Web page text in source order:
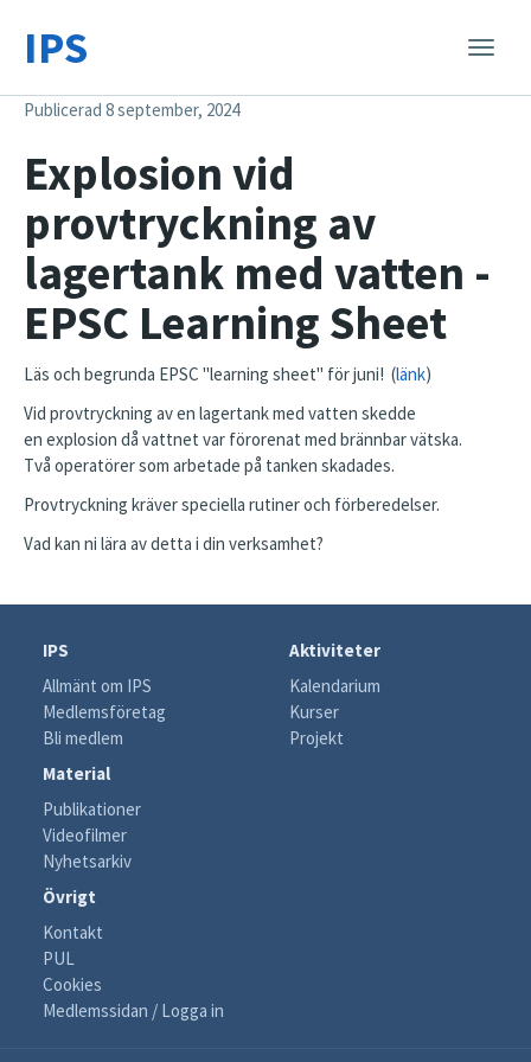
IPS
Toggle
Publicerad 8 september, 2024
Explosion vid
provtryckning av
lagertank med vatten -
EPSC Learning Sheet
Läs och begrunda EPSC "learning sheet" för juni! (länk)
Vid provtryckning av en lagertank med vatten skedde
en explosion då vattnet var förorenat med brännbar vätska.
Två operatörer som arbetade på tanken skadades.
Provtryckning kräver speciella rutiner och förberedelser.
Vad kan ni lära av detta i din verksamhet?
IPS
Allmänt om IPS
Medlemsföretag
Bli medlem
Aktiviteter
Kalendarium
Kurser
Projekt
Material
Publikationer
Videofilmer
Nyhetsarkiv
Övrigt
Kontakt
PUL
Cookies
Medlemssidan / Logga in